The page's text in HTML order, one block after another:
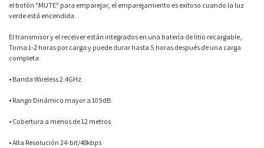
el botón "MUTE" para emparejar, el emparejamiento es exitoso cuando la luz
verde está encendida.
El transmisor y el receiver están integrados en una batería de litio recargable,
Toma 1-2 horas por carga y puede durar hasta 5 horas después de una carga
completa.
• Banda Wireless 2.4GHz
• Rango Dinámico mayor a 105dB
• Cobertura a menos de 12 metros
• Alta Resolución 24-bit/48kbps